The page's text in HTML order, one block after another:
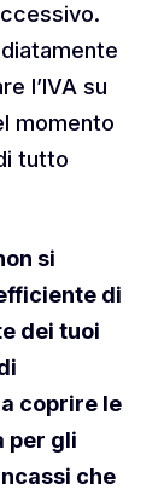
l’IVA su
momento
tutto
si
di
dei tuoi
coprire le
per gli
che